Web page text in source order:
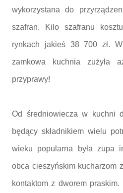
wykorzystana do
szafran. Kilo szafranu
rynkach jakieś 38 700 zł.
zamkowa kuchnia zużyła
przyprawy!
Od średniowiecza w kuchni
będący składnikiem wielu
wieku popularna była zupa
obca cieszyńskim kucharzom
kontaktom z dworem